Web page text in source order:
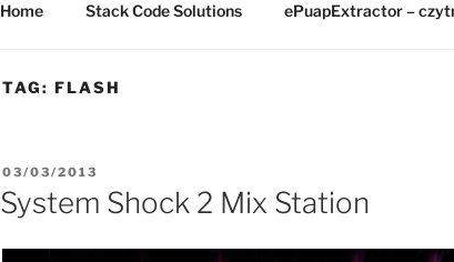
Home Stack Code Solutions ePuapExtractor –
TAG: FLASH
OPUBLIKOWANE
W
03/03/2013
System Shock 2 Mix Station